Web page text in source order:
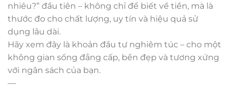
nhiêu?” đầu tiên – không chỉ để biết về tiền, mà là
thước đo cho chất lượng, uy tín và hiệu quả sử
dụng lâu dài.
Hãy xem đây là khoản đầu tư nghiêm túc – cho một
không gian sống đẳng cấp, bền đẹp và tương xứng
với ngân sách của bạn.
—